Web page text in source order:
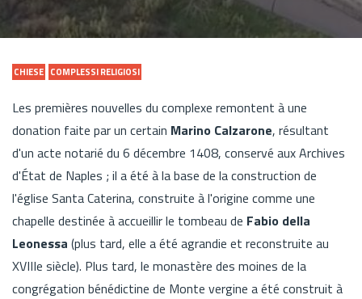
CHIESE COMPLESSI RELIGIOSI
Les premières nouvelles du complexe remontent à une
donation faite par un certain Marino Calzarone, résultant
d'un acte notarié du 6 décembre 1408, conservé aux Archives
d'État de Naples ; il a été à la base de la construction de
l'église Santa Caterina, construite à l'origine comme une
chapelle destinée à accueillir le tombeau de Fabio della
Leonessa (plus tard, elle a été agrandie et reconstruite au
XVIIIe siècle). Plus tard, le monastère des moines de la
congrégation bénédictine de Monte vergine a été construit à